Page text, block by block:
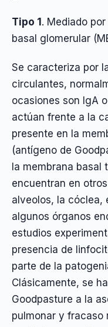
Tipo 1 . Mediado
basal glomerular
Se caracteriza por
circulantes,
ocasiones son IgA
actúan frente a la
presente en la
(antígeno de
la membrana basal
encuentran en
alveolos, la cóclea,
algunos órganos
estudios
presencia de
parte de la
Clásicamente, se
Goodpasture a la
pulmonar y fracaso